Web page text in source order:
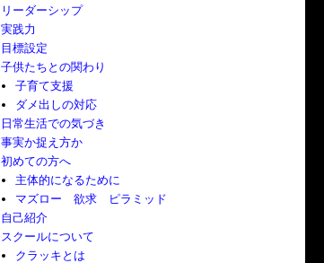
リーダーシップ
実践力
目標設定
子供たちとの関わり
子育て支援
ダメ出しの対応
日常生活での気づき
事実か捉え方か
初めての方へ
主体的になるために
マズロー 欲求 ピラミッド
自己紹介
スクールについて
クラッキとは